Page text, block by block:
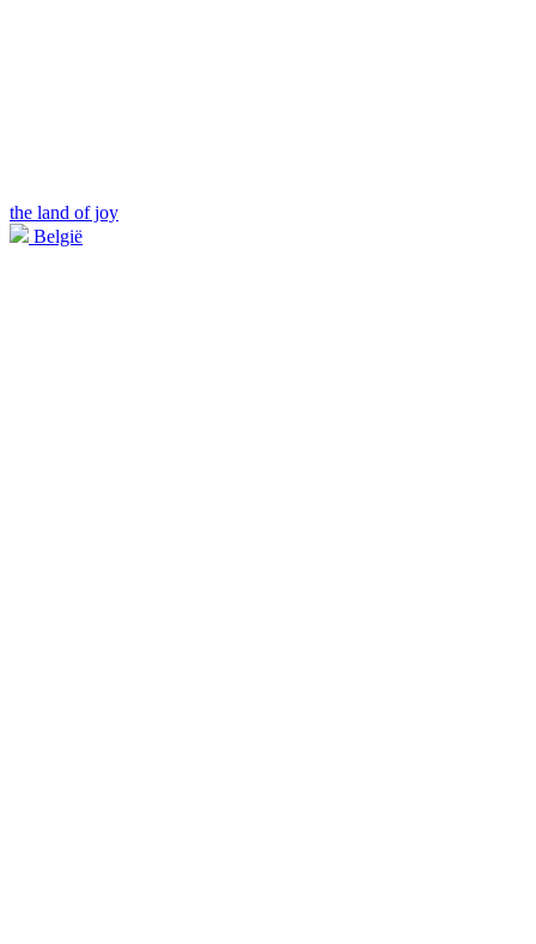
the land of joy
België